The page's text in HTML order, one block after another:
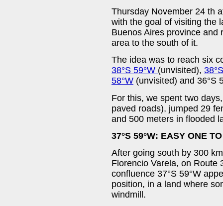
Thursday November 24 th
with the goal of visiting the
Buenos Aires province and
area to the south of it.
The idea was to reach six
38°S 59°W (unvisited),
58°W (unvisited) and 36°S
For this, we spent two
paved roads), jumped 29
and 500 meters in flooded
37°S 59°W: EASY ONE
After going south by 300
Florencio Varela, on Route
confluence 37°S 59°W
position, in a land where
windmill.